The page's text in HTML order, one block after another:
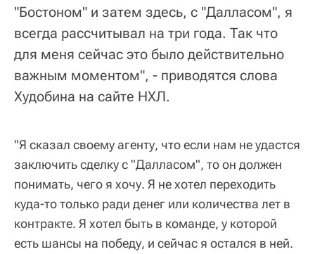
"Бостоном" и затем здесь, с "Далласом", я
всегда рассчитывал на три года. Так что
для меня сейчас это было действительно
важным моментом", - приводятся слова
Худобина на сайте НХЛ.
"Я сказал своему агенту, что если нам не удастся
заключить сделку с "Далласом", то он должен
понимать, чего я хочу. Я не хотел переходить
куда-то только ради денег или количества лет в
контракте. Я хотел быть в команде, у которой
есть шансы на победу, и сейчас я остался в ней.